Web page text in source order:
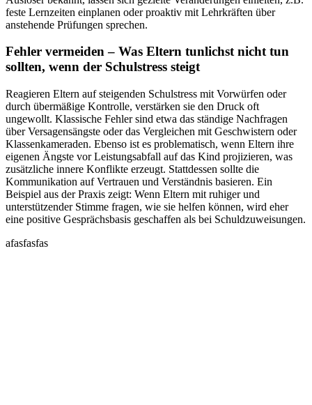
feste Lernzeiten einplanen oder proaktiv mit Lehrkräften über
anstehende Prüfungen sprechen.
Fehler vermeiden – Was Eltern tunlichst nicht tun
sollten, wenn der Schulstress steigt
Reagieren Eltern auf steigenden Schulstress mit Vorwürfen oder
durch übermäßige Kontrolle, verstärken sie den Druck oft
ungewollt. Klassische Fehler sind etwa das ständige Nachfragen
über Versagensängste oder das Vergleichen mit Geschwistern oder
Klassenkameraden. Ebenso ist es problematisch, wenn Eltern ihre
eigenen Ängste vor Leistungsabfall auf das Kind projizieren, was
zusätzliche innere Konflikte erzeugt. Stattdessen sollte die
Kommunikation auf Vertrauen und Verständnis basieren. Ein
Beispiel aus der Praxis zeigt: Wenn Eltern mit ruhiger und
unterstützender Stimme fragen, wie sie helfen können, wird eher
eine positive Gesprächsbasis geschaffen als bei Schuldzuweisungen.
afasfasfas